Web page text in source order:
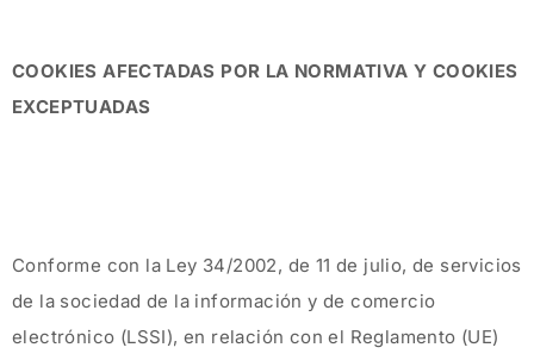
COOKIES AFECTADAS POR LA NORMATIVA Y COOKIES
EXCEPTUADAS
Conforme con la Ley 34/2002, de 11 de julio, de servicios
de la sociedad de la información y de comercio
electrónico (LSSI), en relación con el Reglamento (UE)